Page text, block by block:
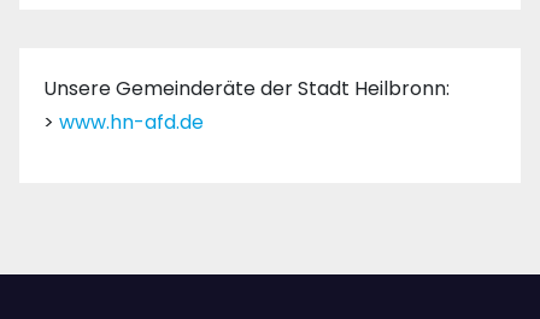
Unsere Gemeinderäte der Stadt Heilbronn:
> www.hn-afd.de